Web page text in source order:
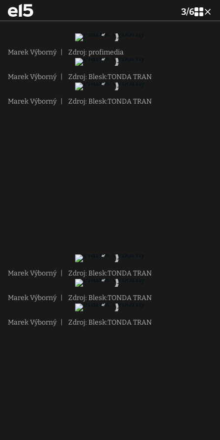
3/6
Marek Výborný Zdroj: profimedia
Marek Výborný Zdroj: Blesk:TONDA TRAN
Marek Výborný Zdroj: Blesk:TONDA TRAN
Marek Výborný Zdroj: Blesk:TONDA TRAN
Marek Výborný Zdroj: Blesk:TONDA TRAN
Marek Výborný Zdroj: Blesk:TONDA TRAN